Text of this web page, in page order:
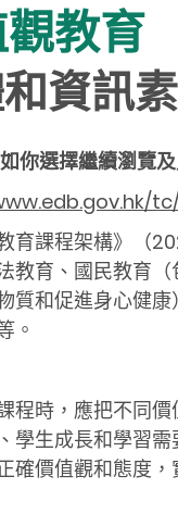
教育
資訊
你選擇繼續瀏覽
育課程架構》（
教育、國民教育
質和促進身心健
。
程時，應把不同
學生成長和學習
確價值觀和態度，